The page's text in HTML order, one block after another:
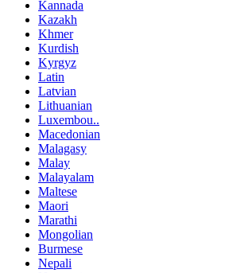
Kannada
Kazakh
Khmer
Kurdish
Kyrgyz
Latin
Latvian
Lithuanian
Luxembou..
Macedonian
Malagasy
Malay
Malayalam
Maltese
Maori
Marathi
Mongolian
Burmese
Nepali